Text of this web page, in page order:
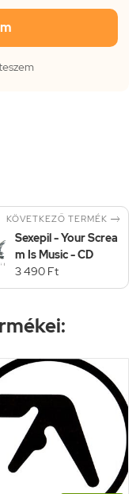
KÖVETKEZŐ TERMÉK 
Sexepil - Your Screa
m Is Music - CD
3 490 Ft